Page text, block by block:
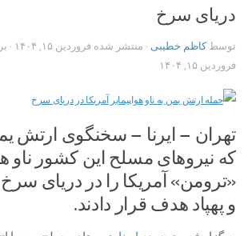
دریای سرخ
توسطکاظم خطیبی · منتشر شده فروردین ۱۵, ۱۴۰۴
·
فروردین ۱۵, ۱۴۰۴
تهران – ایرنا – سخنگوی ارتش
که نیروهای مسلح این کشور ناو
«ترومن» آمریکا را در دریای
و پهپاد هدف قرار دادند.